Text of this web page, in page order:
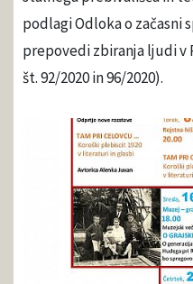
podlagi Odloka o začasni
prepovedi zbiranja ljudi v
št. 92/2020 in 96/2020).